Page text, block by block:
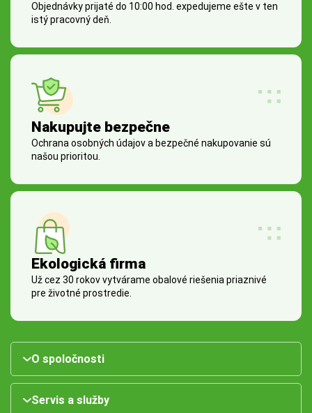
Objednávky prijaté do 10:00 hod. expedujeme ešte v ten
istý pracovný deň.
Nakupujte bezpečne
Ochrana osobných údajov a bezpečné nakupovanie sú
našou prioritou.
Ekologická firma
Už cez 30 rokov vytvárame obalové riešenia priaznivé
pre životné prostredie.
O spoločnosti
Servis a služby